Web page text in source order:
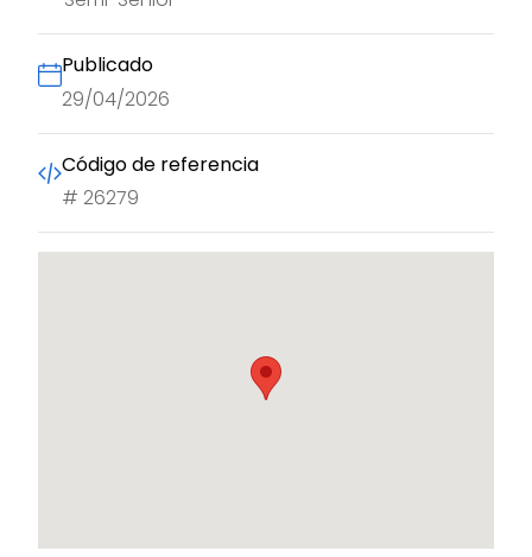
Publicado
29/04/2026
Código de referencia
# 26279